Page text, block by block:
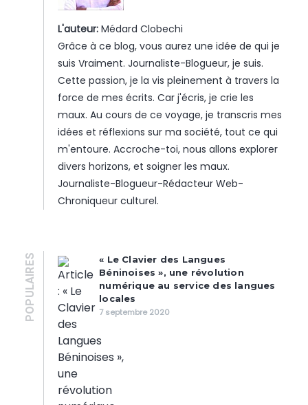
L'auteur: Médard Clobechi
Grâce à ce blog, vous aurez une idée de qui je
suis Vraiment. Journaliste-Blogueur, je suis.
Cette passion, je la vis pleinement à travers la
force de mes écrits. Car j'écris, je crie les
maux. Au cours de ce voyage, je transcris mes
idées et réflexions sur ma société, tout ce qui
m'entoure. Accroche-toi, nous allons explorer
divers horizons, et soigner les maux.
Journaliste-Blogueur-Rédacteur Web-
Chroniqueur culturel.
POPULAIRES
« Le Clavier des Langues
Béninoises », une révolution
numérique au service des langues
locales
7 septembre 2020